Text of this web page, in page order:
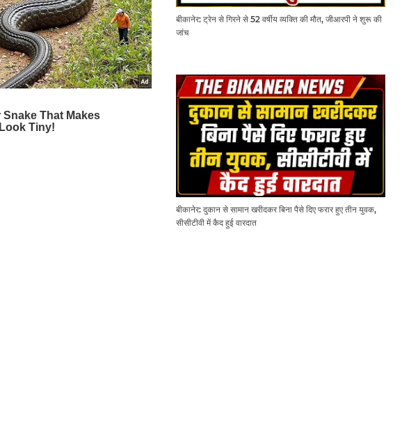
बीकानेर: ट्रेन से गिरने से 52 वर्षीय व्यक्ति की मौत, जीआरपी ने शुरू की
जांच
बीकानेर: दुकान से सामान खरीदकर बिना पैसे दिए फरार हुए तीन युवक,
सीसीटीवी में कैद हुई वारदात